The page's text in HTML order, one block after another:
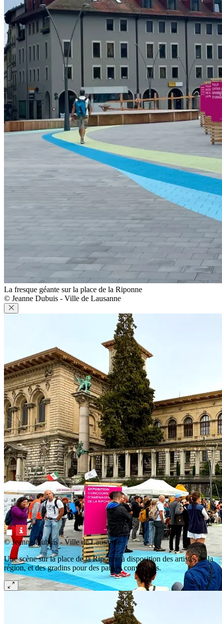
La fresque géante sur la place de la Riponne
© Jeanne Dubuis - Ville de Lausanne
© Jeanne Dubuis - Ville de Lausanne
Une scène sur la place de la Riponne à disposition des artistes de la
région, et des gradins pour des pauses conviviales.